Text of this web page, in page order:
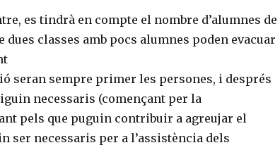
es tindrà en compte el nombre d’alumnes de
dues classes amb pocs alumnes poden evacuar
seran sempre primer les persones, i després
necessaris (començant per la
pels que puguin contribuir a agreujar el
ser necessaris per a l’assistència dels